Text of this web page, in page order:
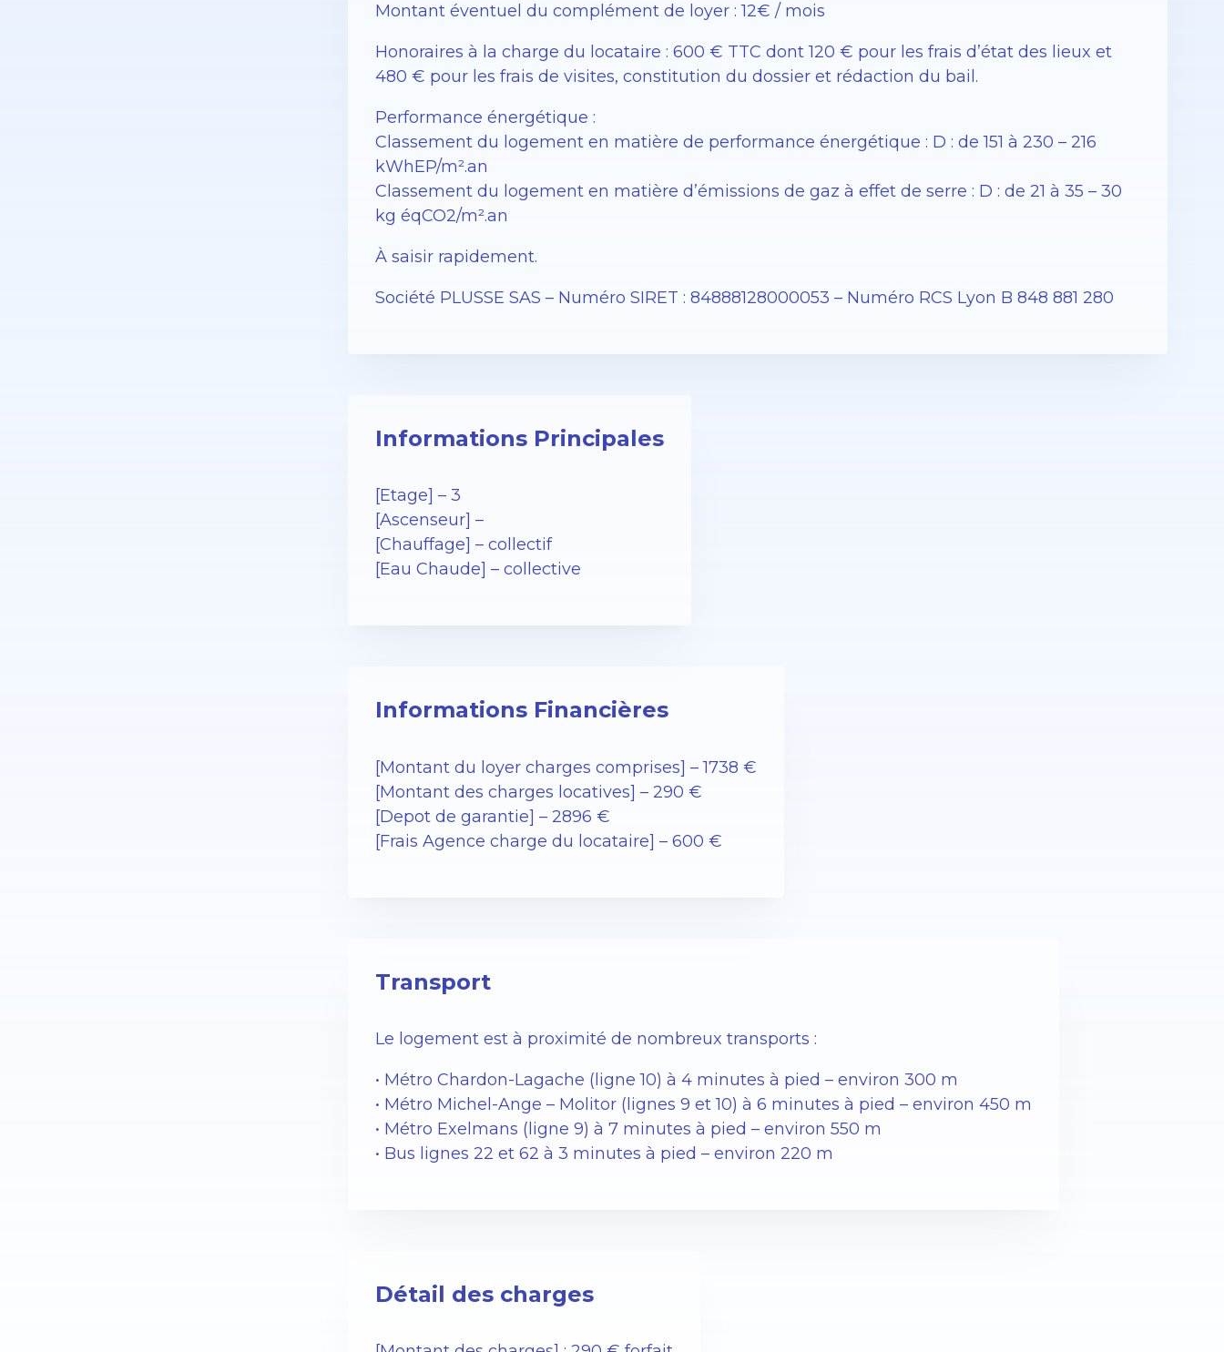
Montant éventuel du complément de loyer : 12€ / mois
Honoraires à la charge du locataire : 600 € TTC dont 120 € pour les frais d’état des lieux et
480 € pour les frais de visites, constitution du dossier et rédaction du bail.
Performance énergétique :
Classement du logement en matière de performance énergétique : D : de 151 à 230 – 216
kWhEP/m².an
Classement du logement en matière d’émissions de gaz à effet de serre : D : de 21 à 35 – 30
kg éqCO2/m².an
À saisir rapidement.
Société PLUSSE SAS – Numéro SIRET : 84888128000053 – Numéro RCS Lyon B 848 881 280
Informations Principales
[Etage] – 3
[Ascenseur] –
[Chauffage] – collectif
[Eau Chaude] – collective
Informations Financières
[Montant du loyer charges comprises] – 1738 €
[Montant des charges locatives] – 290 €
[Depot de garantie] – 2896 €
[Frais Agence charge du locataire] – 600 €
Transport
Le logement est à proximité de nombreux transports :
• Métro Chardon-Lagache (ligne 10) à 4 minutes à pied – environ 300 m
• Métro Michel-Ange – Molitor (lignes 9 et 10) à 6 minutes à pied – environ 450 m
• Métro Exelmans (ligne 9) à 7 minutes à pied – environ 550 m
• Bus lignes 22 et 62 à 3 minutes à pied – environ 220 m
Détail des charges